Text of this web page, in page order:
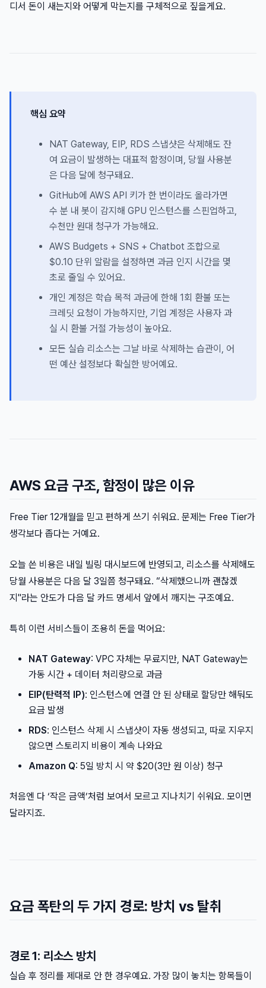
디서 돈이 새는지와 어떻게 막는지를 구체적으로 짚을게요.
핵심 요약
NAT Gateway, EIP, RDS 스냅샷은 삭제해도 잔
여 요금이 발생하는 대표적 함정이며, 당월 사용분
은 다음 달에 청구돼요.
GitHub에 AWS API 키가 한 번이라도 올라가면
수 분 내 봇이 감지해 GPU 인스턴스를 스핀업하고,
수천만 원대 청구가 가능해요.
AWS Budgets + SNS + Chatbot 조합으로
$0.10 단위 알람을 설정하면 과금 인지 시간을 몇
초로 줄일 수 있어요.
개인 계정은 학습 목적 과금에 한해 1회 환불 또는
크레딧 요청이 가능하지만, 기업 계정은 사용자 과
실 시 환불 거절 가능성이 높아요.
모든 실습 리소스는 그날 바로 삭제하는 습관이, 어
떤 예산 설정보다 확실한 방어예요.
AWS 요금 구조, 함정이 많은 이유
Free Tier 12개월을 믿고 편하게 쓰기 쉬워요. 문제는 Free Tier가
생각보다 좁다는 거예요.
오늘 쓴 비용은 내일 빌링 대시보드에 반영되고, 리소스를 삭제해도
당월 사용분은 다음 달 3일쯤 청구돼요. “삭제했으니까 괜찮겠
지"라는 안도가 다음 달 카드 명세서 앞에서 깨지는 구조예요.
특히 이런 서비스들이 조용히 돈을 먹어요:
NAT Gateway: VPC 자체는 무료지만, NAT Gateway는
가동 시간 + 데이터 처리량으로 과금
EIP(탄력적 IP): 인스턴스에 연결 안 된 상태로 할당만 해둬도
요금 발생
RDS: 인스턴스 삭제 시 스냅샷이 자동 생성되고, 따로 지우지
않으면 스토리지 비용이 계속 나와요
Amazon Q: 5일 방치 시 약 $20(3만 원 이상) 청구
처음엔 다 ‘작은 금액’처럼 보여서 모르고 지나치기 쉬워요. 모이면
달라지죠.
요금 폭탄의 두 가지 경로: 방치 vs 탈취
경로 1: 리소스 방치
실습 후 정리를 제대로 안 한 경우예요. 가장 많이 놓치는 항목들이